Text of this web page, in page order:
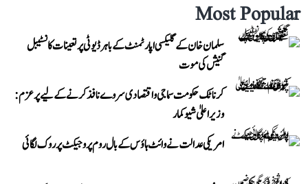
Most Popular
سلمان خان کے گلیکسی اپارٹمنٹ کے باہر ڈیوٹی پر تعینات کانسٹیبل
گنیش کی موت
کرناٹک حکومت سماجی و اقتصادی سروے نافذ کرنے کے لیے پرعزم:
وزیر اعلیٰ شیوکمار
امریکی عدالت نے وائٹ ہاؤس کے بال روم پروجیکٹ پر روک لگائی